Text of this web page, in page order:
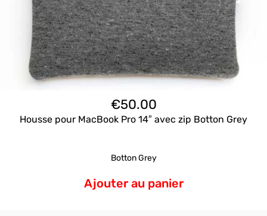
€50.00
Housse pour MacBook Pro 14″ avec zip Botton Grey
Botton Grey
Ajouter au panier